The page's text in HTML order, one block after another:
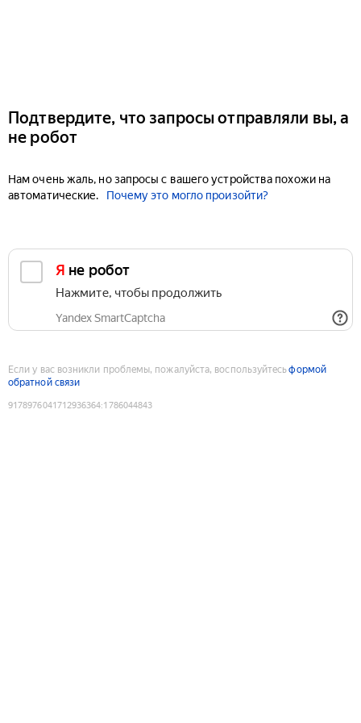
Подтвердите, что запросы отправляли вы, а
не робот
Нам очень жаль, но запросы с вашего устройства похожи на
автоматические.
Почему это могло произойти?
Я не робот
Нажмите, чтобы продолжить
Yandex SmartCaptcha
Если у вас возникли проблемы, пожалуйста, воспользуйтесьформой
обратной связи
9178976041712936364:1786044843